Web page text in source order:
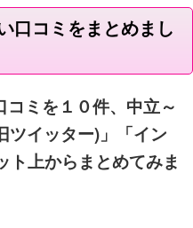
口コミをまとめまし
コミを１０件、中立～
ツイッター)」「イン
ト上からまとめてみま